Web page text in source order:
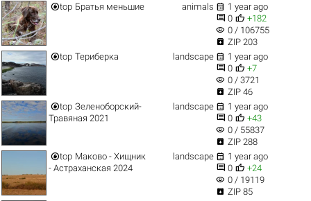
top Братья меньшие animals  1 year ago
 0  +182
visibility 0 / 106755
 ZIP 203
top Териберка landscape  1 year ago
 0  +7
visibility 0 / 3721
 ZIP 46
top Зеленоборский-
Травяная 2021
landscape  1 year ago
 0  +43
visibility 0 / 55837
 ZIP 288
top Маково - Хищник
- Астраханская 2024
landscape  1 year ago
 0  +24
visibility 0 / 19119
 ZIP 85